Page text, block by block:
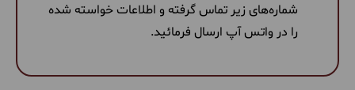
شماره‌های زیر تماس گرفته و اطلاعات خواسته شده
را در واتس آپ ارسال فرمائید.